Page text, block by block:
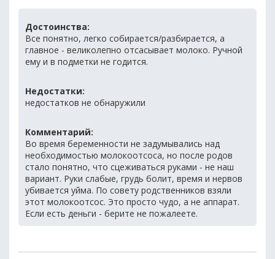
Достоинства:
Все понятно, легко собирается/разбирается, а
главное - великолепно отсасывает молоко. Ручной
ему и в подметки не годится.
Недостатки:
недостатков не обнаружили
Комментарий:
Во время беременности не задумывались над
необходимостью молокоотсоса, но после родов
стало понятно, что сцеживаться руками - не наш
вариант. Руки слабые, грудь болит, время и нервов
убивается уйма. По совету родственников взяли
этот молокоотсос. Это просто чудо, а не аппарат.
Если есть деньги - берите не пожалеете.